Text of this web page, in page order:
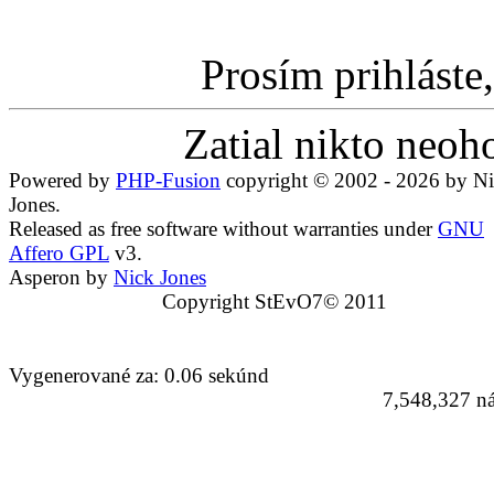
Prosím
Zatial nikto
Powered by PHP-Fusion copyright © 2002 - 2026 by
Jones.
Released as free software without warranties underGNU
Affero GPL v3.
Asperon by Nick Jones
Copyright StEvO7© 2011
Vygenerované za: 0.06 sekúnd
7,548,327